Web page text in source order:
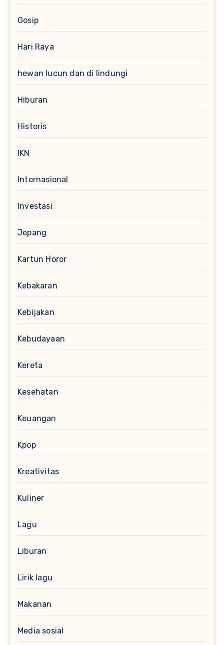
Gosip
Hari Raya
hewan lucun dan di lindungi
Hiburan
Historis
IKN
Internasional
Investasi
Jepang
Kartun Horor
Kebakaran
Kebijakan
Kebudayaan
Kereta
Kesehatan
Keuangan
Kpop
Kreativitas
Kuliner
Lagu
Liburan
Lirik lagu
Makanan
Media sosial